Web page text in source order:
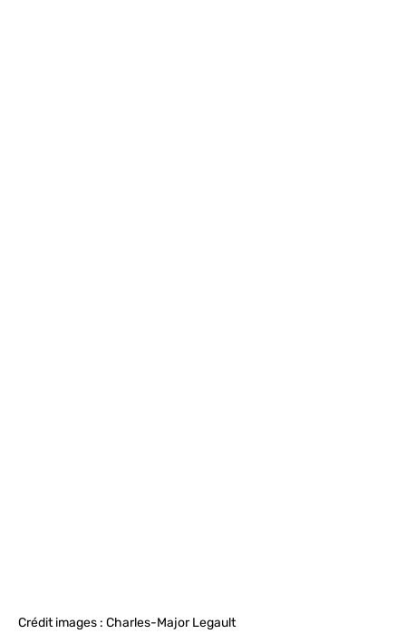
Crédit images : Charles-Major Legault